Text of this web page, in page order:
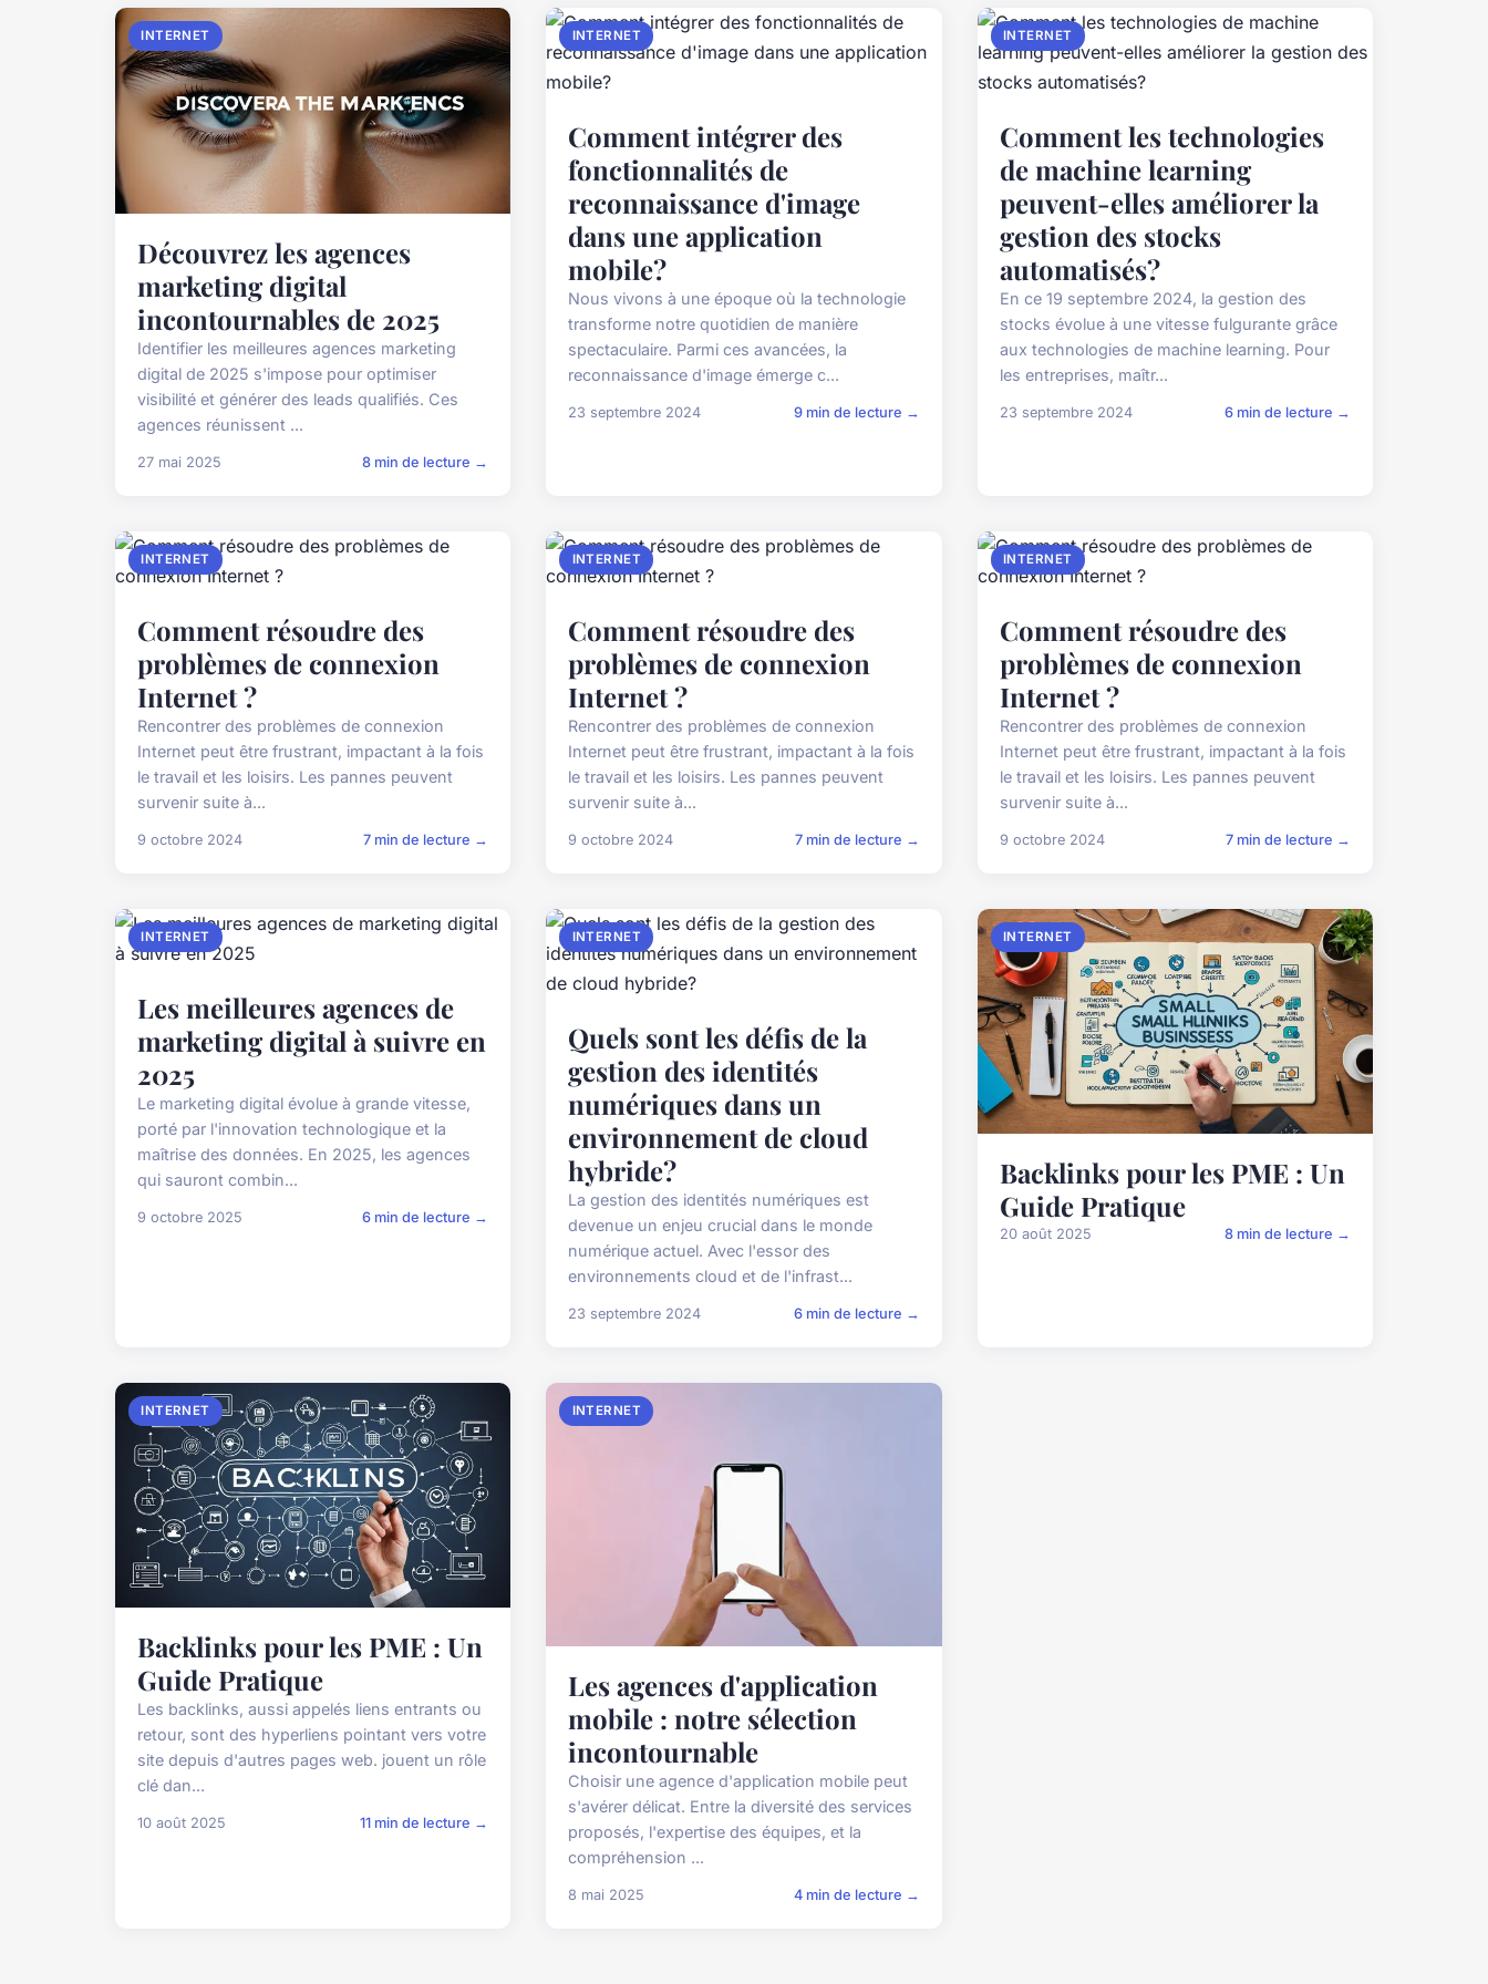
INTERNET
Découvrez les agences
marketing digital
incontournables de 2025
Identifier les meilleures agences marketing
digital de 2025 s'impose pour optimiser
visibilité et générer des leads qualifiés. Ces
agences réunissent ...
27 mai 2025 8 min de lecture →
INTERNET
Comment intégrer des
fonctionnalités de
reconnaissance d'image
dans une application
mobile?
Nous vivons à une époque où la technologie
transforme notre quotidien de manière
spectaculaire. Parmi ces avancées, la
reconnaissance d'image émerge c...
23 septembre 2024 9 min de lecture →
INTERNET
Comment les technologies
de machine learning
peuvent-elles améliorer la
gestion des stocks
automatisés?
En ce 19 septembre 2024, la gestion des
stocks évolue à une vitesse fulgurante grâce
aux technologies de machine learning. Pour
les entreprises, maîtr...
23 septembre 2024 6 min de lecture →
INTERNET
Comment résoudre des
problèmes de connexion
Internet ?
Rencontrer des problèmes de connexion
Internet peut être frustrant, impactant à la fois
le travail et les loisirs. Les pannes peuvent
survenir suite à...
9 octobre 2024 7 min de lecture →
INTERNET
Comment résoudre des
problèmes de connexion
Internet ?
Rencontrer des problèmes de connexion
Internet peut être frustrant, impactant à la fois
le travail et les loisirs. Les pannes peuvent
survenir suite à...
9 octobre 2024 7 min de lecture →
INTERNET
Comment résoudre des
problèmes de connexion
Internet ?
Rencontrer des problèmes de connexion
Internet peut être frustrant, impactant à la fois
le travail et les loisirs. Les pannes peuvent
survenir suite à...
9 octobre 2024 7 min de lecture →
INTERNET
Les meilleures agences de
marketing digital à suivre en
2025
Le marketing digital évolue à grande vitesse,
porté par l'innovation technologique et la
maîtrise des données. En 2025, les agences
qui sauront combin...
9 octobre 2025 6 min de lecture →
INTERNET
Quels sont les défis de la
gestion des identités
numériques dans un
environnement de cloud
hybride?
La gestion des identités numériques est
devenue un enjeu crucial dans le monde
numérique actuel. Avec l'essor des
environnements cloud et de l'infrast...
23 septembre 2024 6 min de lecture →
INTERNET
Backlinks pour les PME : Un
Guide Pratique
20 août 2025 8 min de lecture →
INTERNET
Backlinks pour les PME : Un
Guide Pratique
Les backlinks, aussi appelés liens entrants ou
retour, sont des hyperliens pointant vers votre
site depuis d'autres pages web. jouent un rôle
clé dan...
10 août 2025 11 min de lecture →
INTERNET
Les agences d'application
mobile : notre sélection
incontournable
Choisir une agence d'application mobile peut
s'avérer délicat. Entre la diversité des services
proposés, l'expertise des équipes, et la
compréhension ...
8 mai 2025 4 min de lecture →